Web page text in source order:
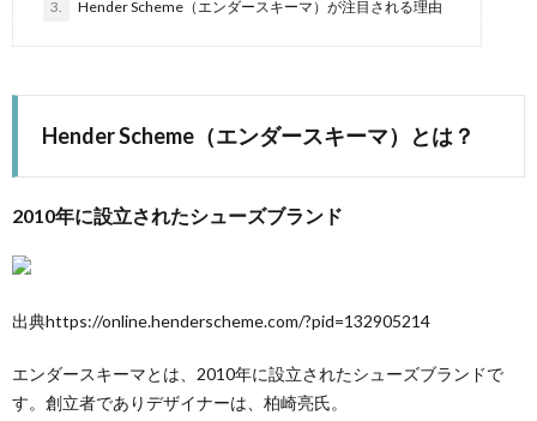
3. Hender Scheme（エンダースキーマ）が注目される理由
Hender Scheme（エンダースキーマ）とは？
2010年に設立されたシューズブランド
出典https://online.henderscheme.com/?pid=132905214
エンダースキーマとは、2010年に設立されたシューズブランドで
す。創立者でありデザイナーは、柏崎亮氏。